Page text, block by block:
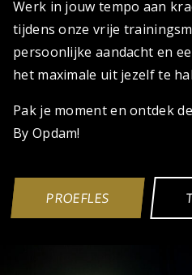
Werk in jouw tempo aan
tijdens onze vrije
persoonlijke aandacht en
het maximale uit jezelf te
Pak je moment en ontdek
By Opdam!
PROEFLES